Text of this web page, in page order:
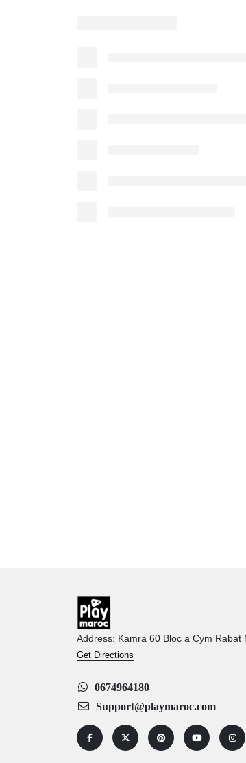
Address: Kamra 60 Bloc a Cym Rabat
Get Directions
0674964180
Support@playmaroc.com